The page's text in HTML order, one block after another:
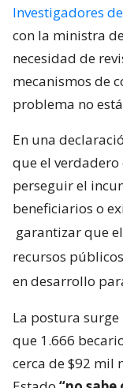
Investigadores
con la ministra
necesidad de
mecanismos de
problema no
En una
que el
perseguir el
beneficiarios o
garantizar que
recursos
en desarrollo
La postura
que 1.666
cerca de $92 mil